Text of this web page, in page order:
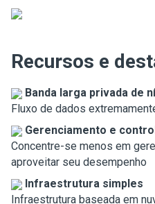
Recursos e
Banda larga privada de
Fluxo de dados
Gerenciamento e
Concentre-se menos em
aproveitar seu desempenho
Infraestrutura simples
Infraestrutura baseada em